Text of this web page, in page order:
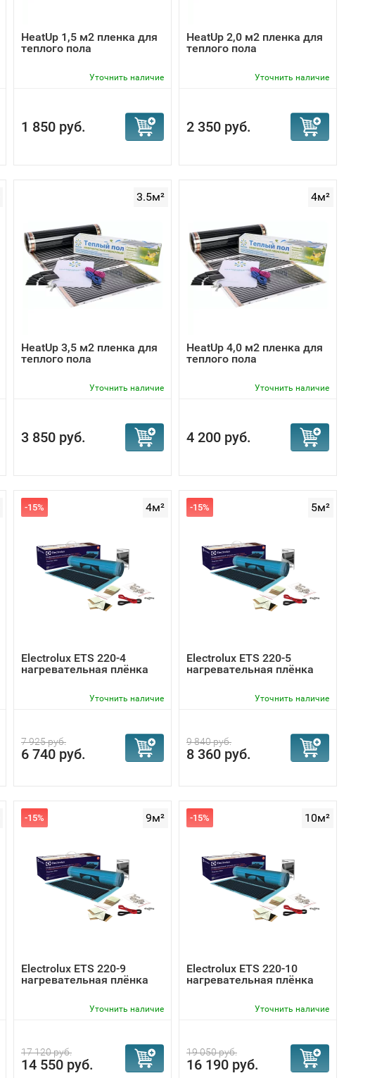
HeatUp 1,5 м2 пленка для
теплого пола
Уточнить наличие
1 850 руб.
HeatUp 2,0 м2 пленка для
теплого пола
Уточнить наличие
2 350 руб.
3.5м²
HeatUp 3,5 м2 пленка для
теплого пола
Уточнить наличие
3 850 руб.
4м²
HeatUp 4,0 м2 пленка для
теплого пола
Уточнить наличие
4 200 руб.
4м²
-15%
Electrolux ETS 220-4
нагревательная плёнка
Уточнить наличие
7 925 руб.
6 740 руб.
5м²
-15%
Electrolux ETS 220-5
нагревательная плёнка
Уточнить наличие
9 840 руб.
8 360 руб.
9м²
-15%
Electrolux ETS 220-9
нагревательная плёнка
Уточнить наличие
17 120 руб.
14 550 руб.
10м²
-15%
Electrolux ETS 220-10
нагревательная плёнка
Уточнить наличие
19 050 руб.
16 190 руб.